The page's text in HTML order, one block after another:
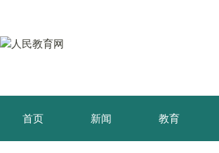
首页 新闻 教育